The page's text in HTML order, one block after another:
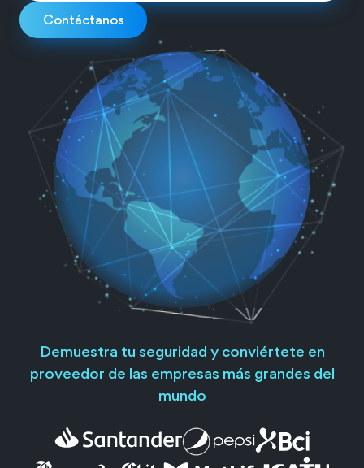
Demuestra tu seguridad y conviértete en
proveedor de las empresas más grandes del
mundo